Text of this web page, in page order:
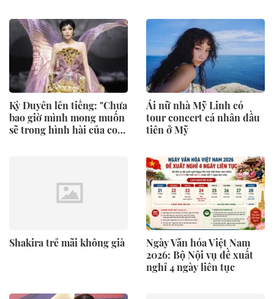
Kỳ Duyên lên tiếng: "Chưa
bao giờ mình mong muốn
sẽ trong hình hài của con
Ái nữ nhà Mỹ Linh có
tour concert cá nhân đầu
tiên ở Mỹ
Shakira trẻ mãi không già
Ngày Văn hóa Việt Nam
2026: Bộ Nội vụ đề xuất
nghỉ 4 ngày liên tục